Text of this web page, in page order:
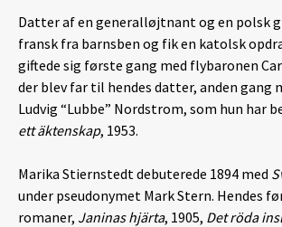
Datter af en generalløjtnant og en polsk
fransk fra barnsben og fik en katolsk
giftede sig første gang med flybaronen
der blev far til hendes datter, anden gang
Ludvig “Lubbe” Nordstrom, som hun har
ett äktenskap, 1953.
Marika Stiernstedt debuterede 1894 med
under pseudonymet Mark Stern. Hendes
romaner, Janinas hjärta, 1905, Det röda